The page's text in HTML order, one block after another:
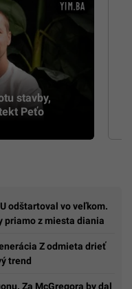
stavby,
Peťo
odštartoval vo veľkom.
priamo z miesta diania
Z odmieta drieť
trend
Za McGregora by dal